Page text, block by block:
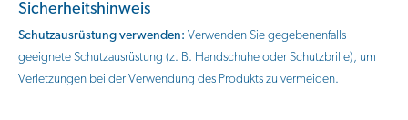
Sicherheitshinweis
Schutzausrüstung verwenden: Verwenden Sie gegebenenfalls
geeignete Schutzausrüstung (z. B. Handschuhe oder Schutzbrille), um
Verletzungen bei der Verwendung des Produkts zu vermeiden.